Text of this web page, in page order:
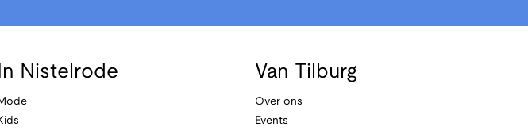
In Nistelrode Van Tilburg
Over ons
Events